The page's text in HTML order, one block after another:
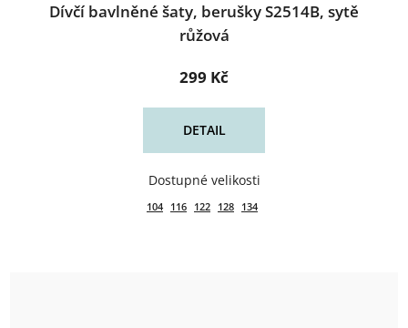
Dívčí bavlněné šaty, berušky S2514B, sytě
růžová
299 Kč
DETAIL
104 116 122 128 134